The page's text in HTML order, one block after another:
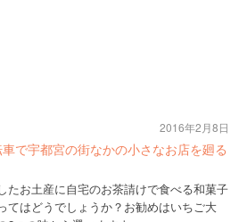
車で宇都宮の街なかの小さなお店を廻る
たお土産に自宅のお茶請けで食べる和菓子
てはどうでしょうか？お勧めはいちご大
2016年2月8日